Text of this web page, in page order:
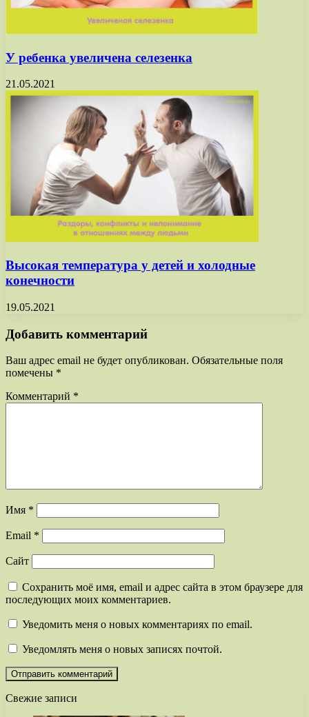
У ребенка увеличена селезенка
21.05.2021
Высокая температура у детей и холодные
конечности
19.05.2021
Добавить комментарий
Ваш адрес email не будет опубликован. Обязательные поля
помечены *
Комментарий *
Имя *
Email *
Сайт
Сохранить моё имя, email и адрес сайта в этом браузере для
последующих моих комментариев.
Уведомить меня о новых комментариях по email.
Уведомлять меня о новых записях почтой.
Свежие записи